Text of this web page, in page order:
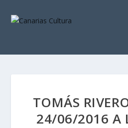
TOMÁS
24/06/2016 A